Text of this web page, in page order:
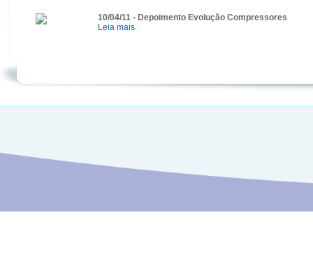
10/04/11 - Depoimento Evolução Compressores
Leia mais.